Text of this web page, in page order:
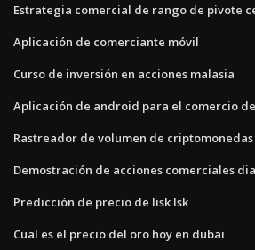
Estrategia comercial de rango de pivote
Aplicación de comerciante móvil
Curso de inversión en acciones malasia
Aplicación de android para el comercio
Rastreador de volumen de criptomonedas
Demostración de acciones comerciales
Predicción de precio de lisk lsk
Cual es el precio del oro hoy en dubai